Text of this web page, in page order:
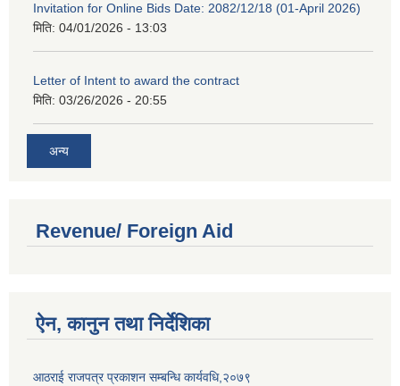
Invitation for Online Bids Date: 2082/12/18 (01-April 2026)
मिति: 04/01/2026 - 13:03
Letter of Intent to award the contract
मिति: 03/26/2026 - 20:55
अन्य
Revenue/ Foreign Aid
ऐन, कानुन तथा निर्देशिका
आठराई राजपत्र प्रकाशन सम्बन्धि कार्यवधि,२०७९